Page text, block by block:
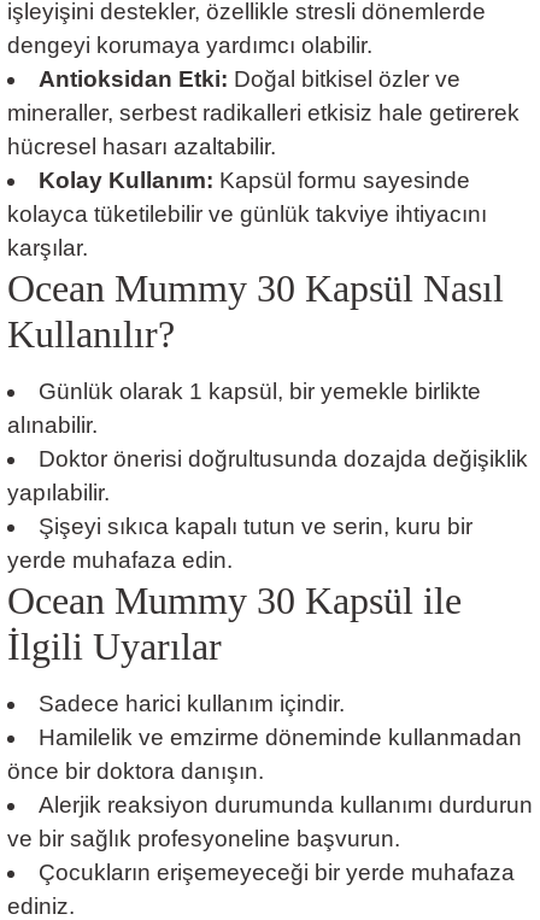
işleyişini destekler, özellikle stresli dönemlerde
dengeyi korumaya yardımcı olabilir.
Antioksidan Etki: Doğal bitkisel özler ve
mineraller, serbest radikalleri etkisiz hale getirerek
hücresel hasarı azaltabilir.
Kolay Kullanım: Kapsül formu sayesinde
kolayca tüketilebilir ve günlük takviye ihtiyacını
karşılar.
Ocean Mummy 30 Kapsül Nasıl
Kullanılır?
Günlük olarak 1 kapsül, bir yemekle birlikte
alınabilir.
Doktor önerisi doğrultusunda dozajda değişiklik
yapılabilir.
Şişeyi sıkıca kapalı tutun ve serin, kuru bir
yerde muhafaza edin.
Ocean Mummy 30 Kapsül ile
İlgili Uyarılar
Sadece harici kullanım içindir.
Hamilelik ve emzirme döneminde kullanmadan
önce bir doktora danışın.
Alerjik reaksiyon durumunda kullanımı durdurun
ve bir sağlık profesyoneline başvurun.
Çocukların erişemeyeceği bir yerde muhafaza
ediniz.